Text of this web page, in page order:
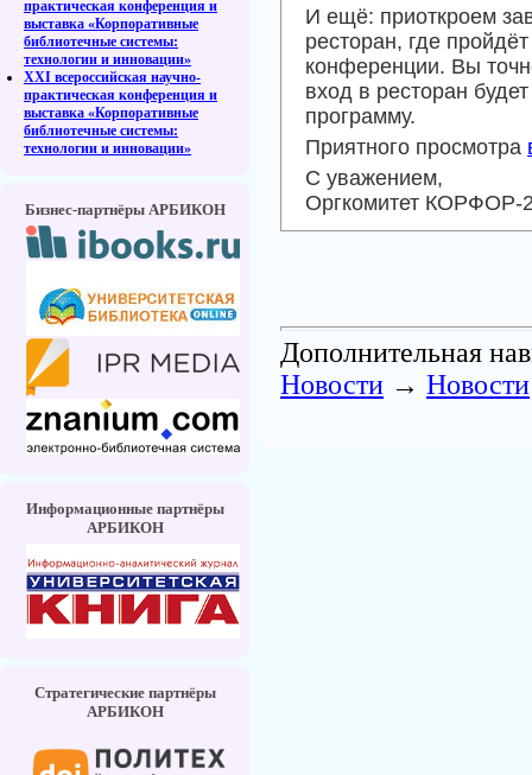
практическая конференция и
выставка «Корпоративные
библиотечные системы:
технологии и инновации»
XXI всероссийская научно-
практическая конференция и
выставка «Корпоративные
библиотечные системы:
технологии и инновации»
Бизнес-партнёры АРБИКОН
Информационные партнёры
АРБИКОН
Стратегические партнёры
АРБИКОН
И ещё: приоткроем
ресторан, где
конференции. Вы
вход в ресторан
программу.
Приятного просмотра
С уважением,
Оргкомитет КОРФОР-
Дополнительная
Новости → Новости